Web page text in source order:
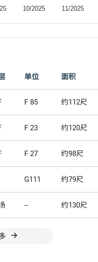
单位 面积
F 85 约112尺
F 23 约120尺
F 27 约98尺
G111 约79尺
-- 约130尺